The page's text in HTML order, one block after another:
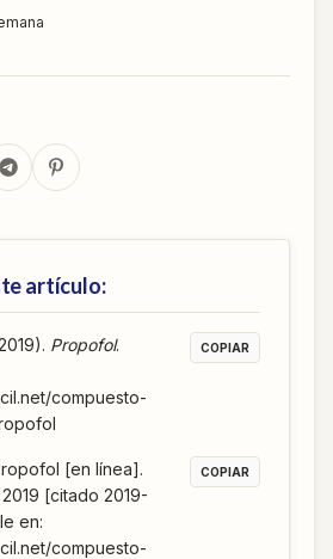
artículo:
Propofol.
compuesto-
COPIAR
[en línea].
[citado 2019-
en:
compuesto-
COPIAR